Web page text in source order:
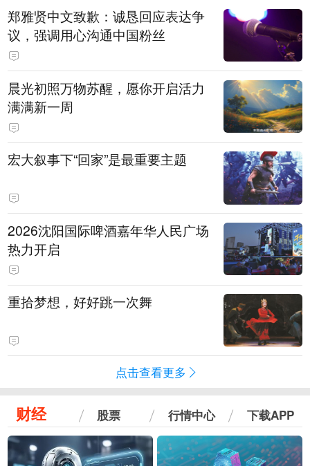
郑雅贤中文致歉：诚恳回应表达争
议，强调用心沟通中国粉丝
晨光初照万物苏醒，愿你开启活力
满满新一周
宏大叙事下“回家”是最重要主题
2026沈阳国际啤酒嘉年华人民广场
热力开启
重拾梦想，好好跳一次舞
点击查看更多
财经 股票 行情中心 下载APP